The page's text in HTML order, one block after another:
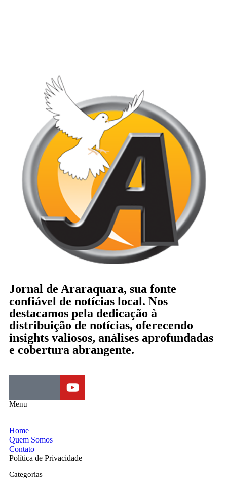
Jornal de Araraquara, sua fonte
confiável de notícias local. Nos
destacamos pela dedicação à
distribuição de notícias, oferecendo
insights valiosos, análises aprofundadas
e cobertura abrangente.
Menu
Home
Quem Somos
Contato
Política de Privacidade
Categorias